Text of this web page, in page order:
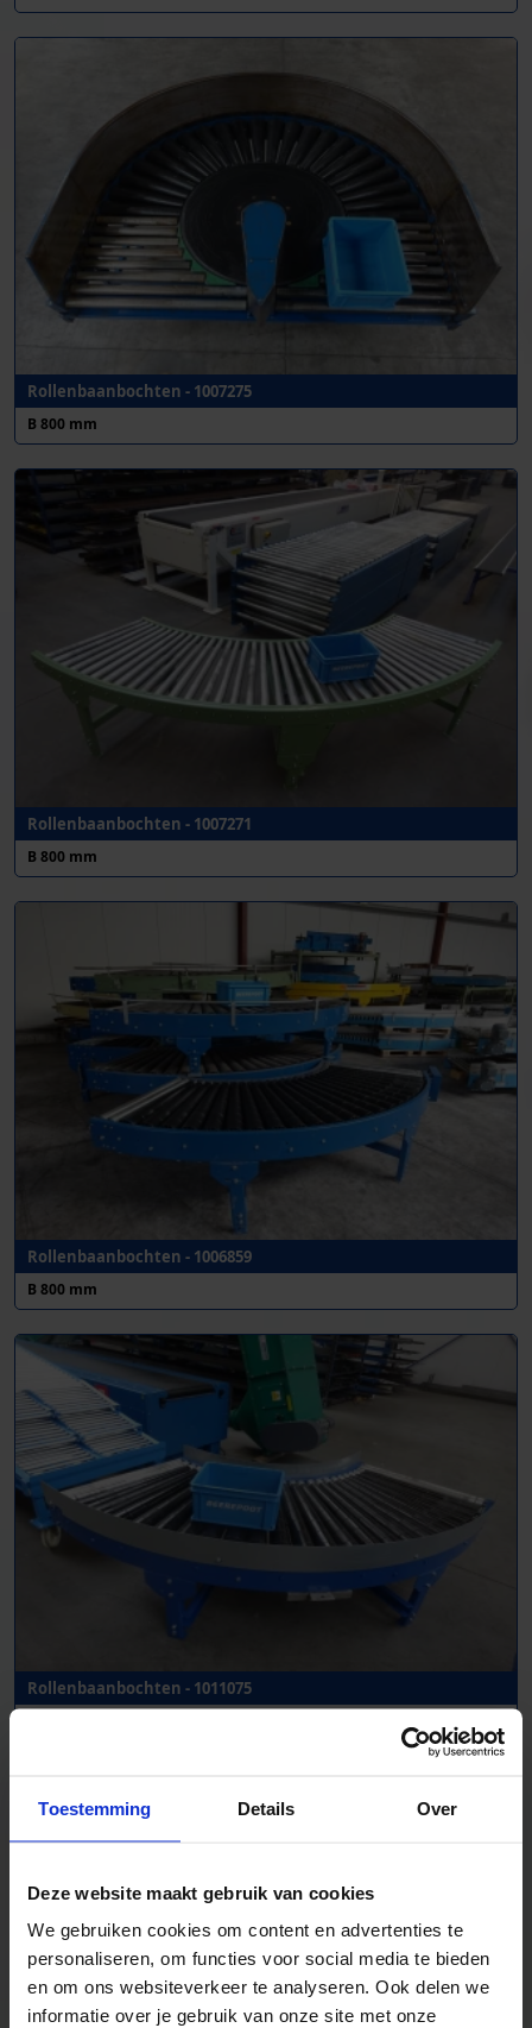
Toestemming Details Over
Deze website maakt gebruik van cookies
We gebruiken cookies om content en advertenties te
personaliseren, om functies voor social media te bieden
en om ons websiteverkeer te analyseren. Ook delen we
informatie over je gebruik van onze site met onze
Rollenbaanbochten - 1007275
B 800 mm
Rollenbaanbochten - 1007271
B 800 mm
Rollenbaanbochten - 1006859
B 800 mm
Rollenbaanbochten - 1011075